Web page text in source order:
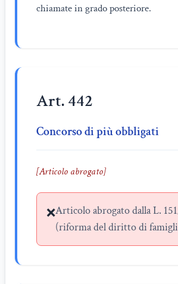
chiamate in grado posteriore.
Art. 442
Concorso di più obbligati
[Articolo abrogato]
❌Articolo abrogato dalla L.
(riforma del diritto di